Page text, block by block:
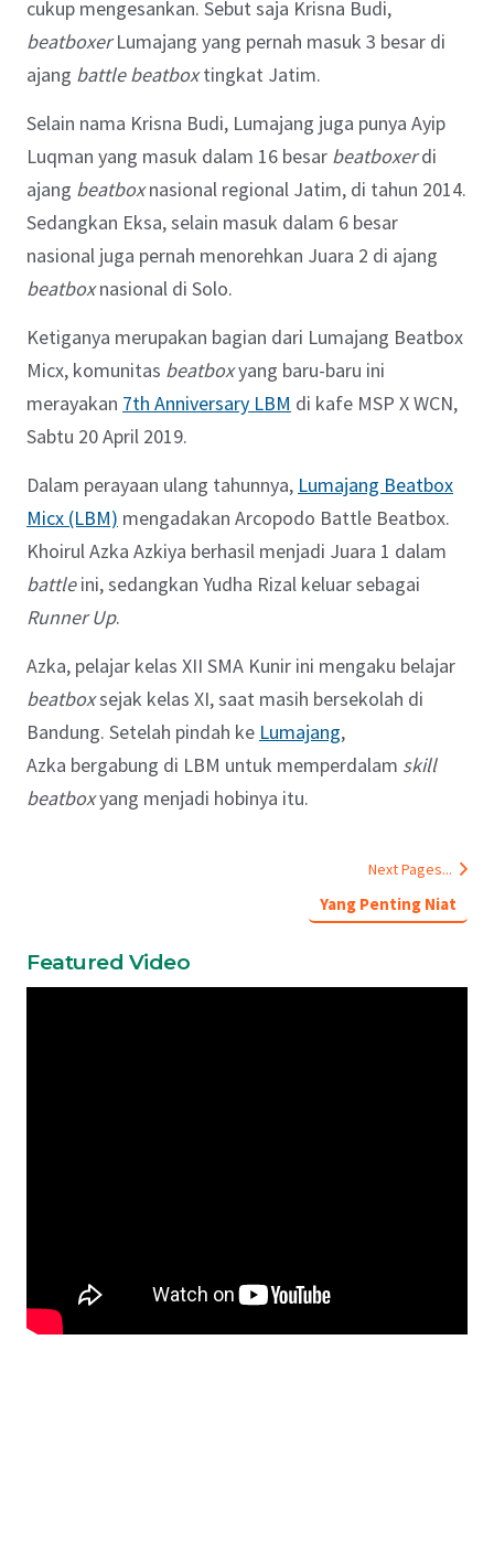
cukup mengesankan. Sebut saja Krisna Budi,
beatboxerLumajang yang pernah masuk 3 besar di
ajang battle beatboxtingkat Jatim.
Selain nama Krisna Budi, Lumajang juga punya Ayip
Luqman yang masuk dalam 16 besar beatboxerdi
ajang beatboxnasional regional Jatim, di tahun 2014.
Sedangkan Eksa, selain masuk dalam 6 besar
nasional juga pernah menorehkan Juara 2 di ajang
beatboxnasional di Solo.
Ketiganya merupakan bagian dari Lumajang Beatbox
Micx, komunitas beatboxyang baru-baru ini
merayakan 7th Anniversary LBM di kafe MSP X WCN,
Sabtu 20 April 2019.
Dalam perayaan ulang tahunnya, Lumajang Beatbox
Micx (LBM) mengadakan Arcopodo Battle Beatbox.
Khoirul Azka Azkiya berhasil menjadi Juara 1 dalam
battleini, sedangkan Yudha Rizal keluar sebagai
Runner Up.
Azka, pelajar kelas XII SMA Kunir ini mengaku belajar
beatboxsejak kelas XI, saat masih bersekolah di
Bandung. Setelah pindah ke Lumajang,
Azka bergabung di LBM untuk memperdalam skill
beatboxyang menjadi hobinya itu.
Next Pages...
Yang Penting Niat
Featured Video